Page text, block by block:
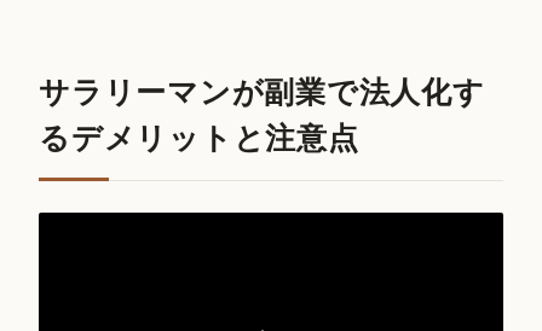
サラリーマンが副業で法人化す
るデメリットと注意点